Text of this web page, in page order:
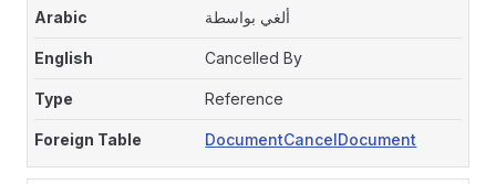
ألغي بواسطة
Cancelled By
Reference
DocumentCancelDocument